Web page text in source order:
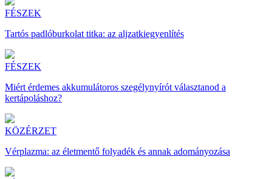
FÉSZEK
Tartós padlóburkolat titka: az aljzatkiegyenlítés
FÉSZEK
Miért érdemes akkumulátoros szegélynyírót választanod a
kertápoláshoz?
KÖZÉRZET
Vérplazma: az életmentő folyadék és annak adományozása